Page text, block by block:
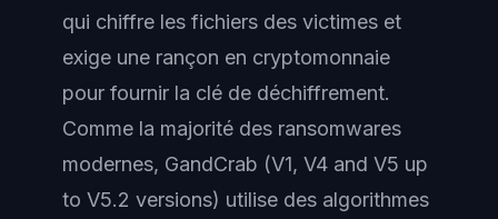
qui chiffre les fichiers des victimes et
exige une rançon en cryptomonnaie
pour fournir la clé de déchiffrement.
Comme la majorité des ransomwares
modernes, GandCrab (V1, V4 and V5 up
to V5.2 versions) utilise des algorithmes